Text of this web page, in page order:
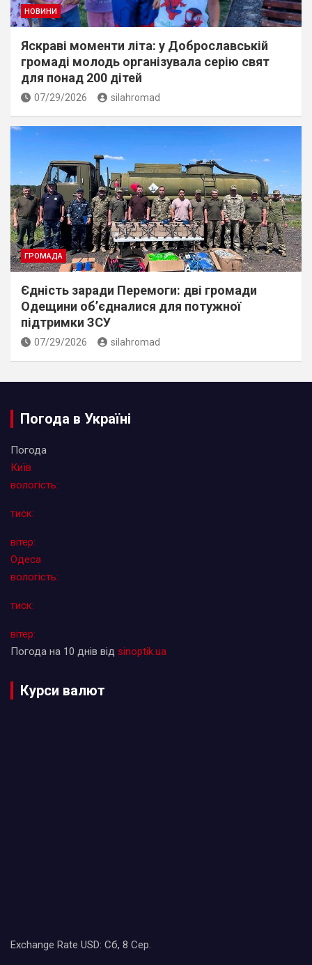
НОВИНИ
Яскраві моменти літа: у Доброславській
громаді молодь організувала серію свят
для понад 200 дітей
07/29/2026 silahromad
ГРОМАДА
Єдність заради Перемоги: дві громади
Одещини об’єдналися для потужної
підтримки ЗСУ
07/29/2026 silahromad
Погода в Україні
Погода
Київ
вологість:
тиск:
вітер:
Одеса
вологість:
тиск:
вітер:
Погода на 10 днів від sinoptik.ua
Курси валют
Exchange Rate USD: Сб, 8 Сер.